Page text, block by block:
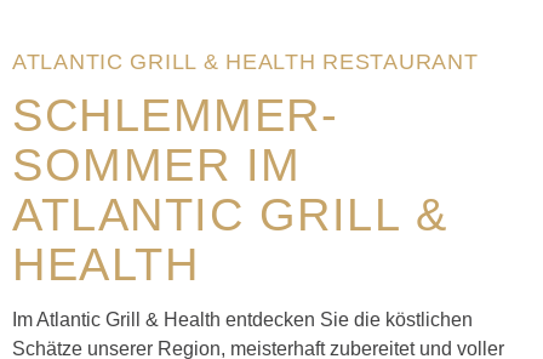
ATLANTIC GRILL & HEALTH RESTAURANT
SCHLEMMER-
SOMMER IM
ATLANTIC GRILL &
HEALTH
Im Atlantic Grill & Health entdecken Sie die köstlichen
Schätze unserer Region, meisterhaft zubereitet und voller